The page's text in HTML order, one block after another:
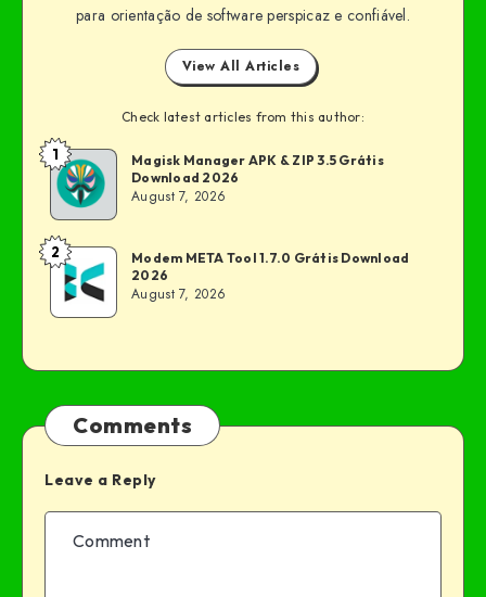
para orientação de software perspicaz e confiável.
View All Articles
Check latest articles from this author:
1
Magisk Manager APK & ZIP 3.5 Grátis
Download 2026
August 7, 2026
2
Modem META Tool 1.7.0 Grátis Download
2026
August 7, 2026
Comments
Leave a Reply